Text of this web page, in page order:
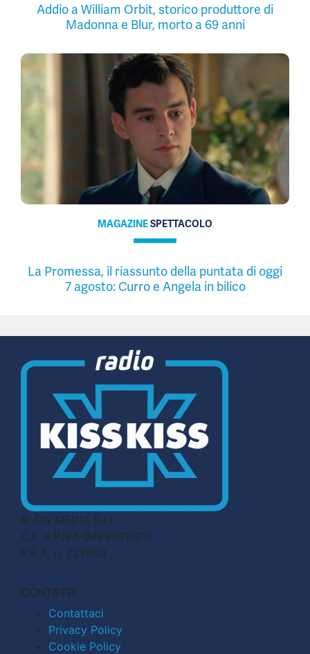
Addio a William Orbit, storico produttore di
Madonna e Blur, morto a 69 anni
MAGAZINESPETTACOLO
La Promessa, il riassunto della puntata di oggi
7 agosto: Curro e Angela in bilico
© CN MEDIA S.r.l.
C.F. e P.IVA 04998911210
R.E.A. n. 727803
CONTATTI
Contattaci
Privacy Policy
Cookie Policy